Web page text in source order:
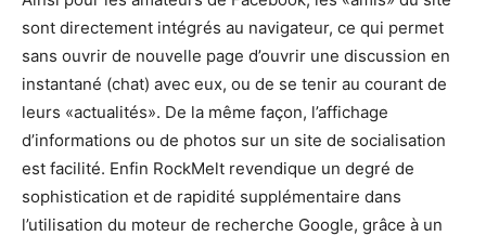
sont directement intégrés au navigateur, ce qui permet
sans ouvrir de nouvelle page d’ouvrir une discussion en
instantané (chat) avec eux, ou de se tenir au courant de
leurs «actualités». De la même façon, l’affichage
d’informations ou de photos sur un site de socialisation
est facilité. Enfin RockMelt revendique un degré de
sophistication et de rapidité supplémentaire dans
l’utilisation du moteur de recherche Google, grâce à un